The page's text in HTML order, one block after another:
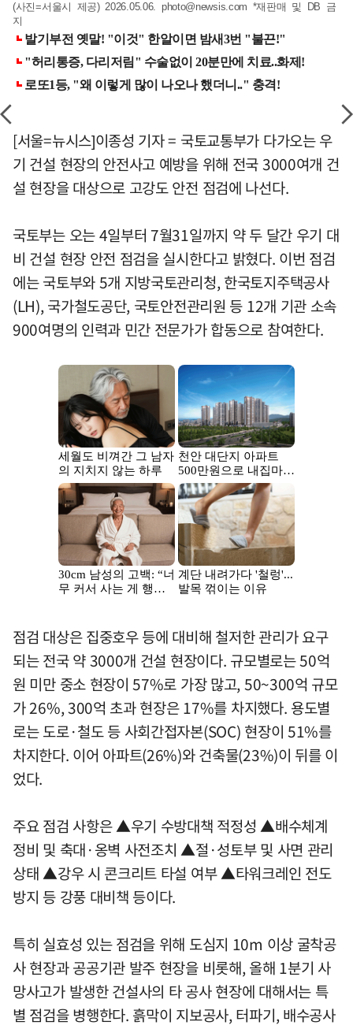
(사진=서울시 제공) 2026.05.06. photo@newsis.com *재판매 및 DB 금
지
[서울=뉴시스]이종성 기자 = 국토교통부가 다가오는 우
기 건설 현장의 안전사고 예방을 위해 전국 3000여개 건
설 현장을 대상으로 고강도 안전 점검에 나선다.
국토부는 오는 4일부터 7월31일까지 약 두 달간 우기 대
비 건설 현장 안전 점검을 실시한다고 밝혔다. 이번 점검
에는 국토부와 5개 지방국토관리청, 한국토지주택공사
(LH), 국가철도공단, 국토안전관리원 등 12개 기관 소속
900여명의 인력과 민간 전문가가 합동으로 참여한다.
점검 대상은 집중호우 등에 대비해 철저한 관리가 요구
되는 전국 약 3000개 건설 현장이다. 규모별로는 50억
원 미만 중소 현장이 57%로 가장 많고, 50~300억 규모
가 26%, 300억 초과 현장은 17%를 차지했다. 용도별
로는 도로·철도 등 사회간접자본(SOC) 현장이 51%를
차지한다. 이어 아파트(26%)와 건축물(23%)이 뒤를 이
었다.
주요 점검 사항은 ▲우기 수방대책 적정성 ▲배수체계
정비 및 축대·옹벽 사전조치 ▲절·성토부 및 사면 관리
상태 ▲강우 시 콘크리트 타설 여부 ▲타워크레인 전도
방지 등 강풍 대비책 등이다.
특히 실효성 있는 점검을 위해 도심지 10m 이상 굴착공
사 현장과 공공기관 발주 현장을 비롯해, 올해 1분기 사
망사고가 발생한 건설사의 타 공사 현장에 대해서는 특
별 점검을 병행한다. 흙막이 지보공사, 터파기, 배수공사